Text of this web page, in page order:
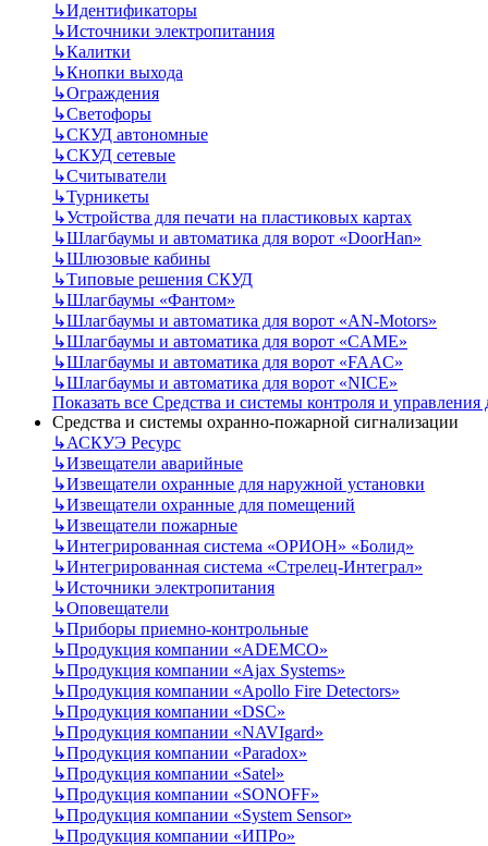
↳Идентификаторы
↳Источники электропитания
↳Калитки
↳Кнопки выхода
↳Ограждения
↳Светофоры
↳СКУД автономные
↳СКУД сетевые
↳Считыватели
↳Турникеты
↳Устройства для печати на пластиковых картах
↳Шлагбаумы и автоматика для ворот «DoorHan»
↳Шлюзовые кабины
↳Типовые решения СКУД
↳Шлагбаумы «Фантом»
↳Шлагбаумы и автоматика для ворот «AN-Motors»
↳Шлагбаумы и автоматика для ворот «CAME»
↳Шлагбаумы и автоматика для ворот «FAAC»
↳Шлагбаумы и автоматика для ворот «NICE»
Показать все Средства и системы контроля и управления
Средства и системы охранно-пожарной сигнализации
↳АСКУЭ Ресурс
↳Извещатели аварийные
↳Извещатели охранные для наружной установки
↳Извещатели охранные для помещений
↳Извещатели пожарные
↳Интегрированная система «ОРИОН» «Болид»
↳Интегрированная система «Стрелец-Интеграл»
↳Источники электропитания
↳Оповещатели
↳Приборы приемно-контрольные
↳Продукция компании «ADEMCO»
↳Продукция компании «Ajax Systems»
↳Продукция компании «Apollo Fire Detectors»
↳Продукция компании «DSC»
↳Продукция компании «NAVIgard»
↳Продукция компании «Paradox»
↳Продукция компании «Satel»
↳Продукция компании «SONOFF»
↳Продукция компании «System Sensor»
↳Продукция компании «ИПРо»